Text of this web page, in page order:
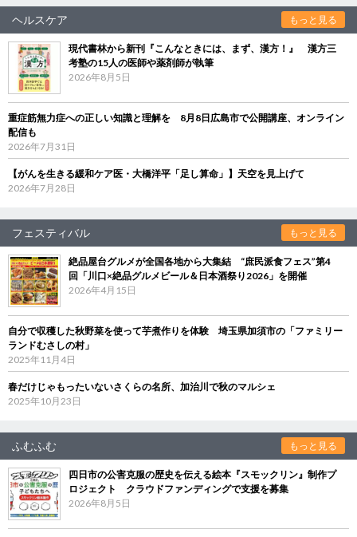
ヘルスケア もっと見る
現代書林から新刊『こんなときには、まず、漢方！』 漢方三
考塾の15人の医師や薬剤師が執筆
2026年8月5日
重症筋無力症への正しい知識と理解を 8月8日広島市で公開講座、オンライン
配信も
2026年7月31日
【がんを生きる緩和ケア医・大橋洋平「足し算命」】天空を見上げて
2026年7月28日
フェスティバル もっと見る
絶品屋台グルメが全国各地から大集結 “庶民派食フェス”第4
回「川口×絶品グルメビール＆日本酒祭り2026」を開催
2026年4月15日
自分で収穫した秋野菜を使って芋煮作りを体験 埼玉県加須市の「ファミリー
ランドむさしの村」
2025年11月4日
春だけじゃもったいないさくらの名所、加治川で秋のマルシェ
2025年10月23日
ふむふむ もっと見る
四日市の公害克服の歴史を伝える絵本『スモックリン』制作プ
ロジェクト クラウドファンディングで支援を募集
2026年8月5日